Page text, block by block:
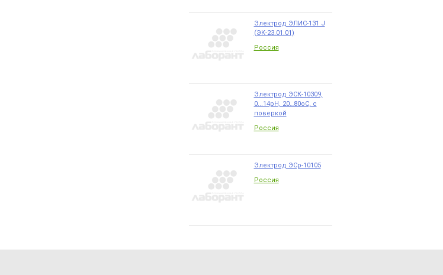
Электрод ЭЛИС-131 J
(ЭК-23.01.01)
Россия
Электрод ЭСК-10309,
0...14pH, 20…80оС, с
поверкой
Россия
Электрод ЭСр-10105
Россия